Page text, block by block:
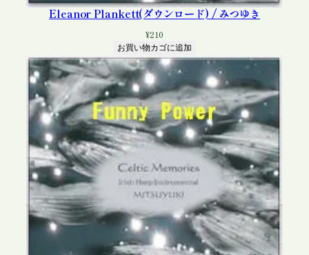
Eleanor Plankett(ダウンロード) / みつゆき
¥210
お買い物カゴに追加